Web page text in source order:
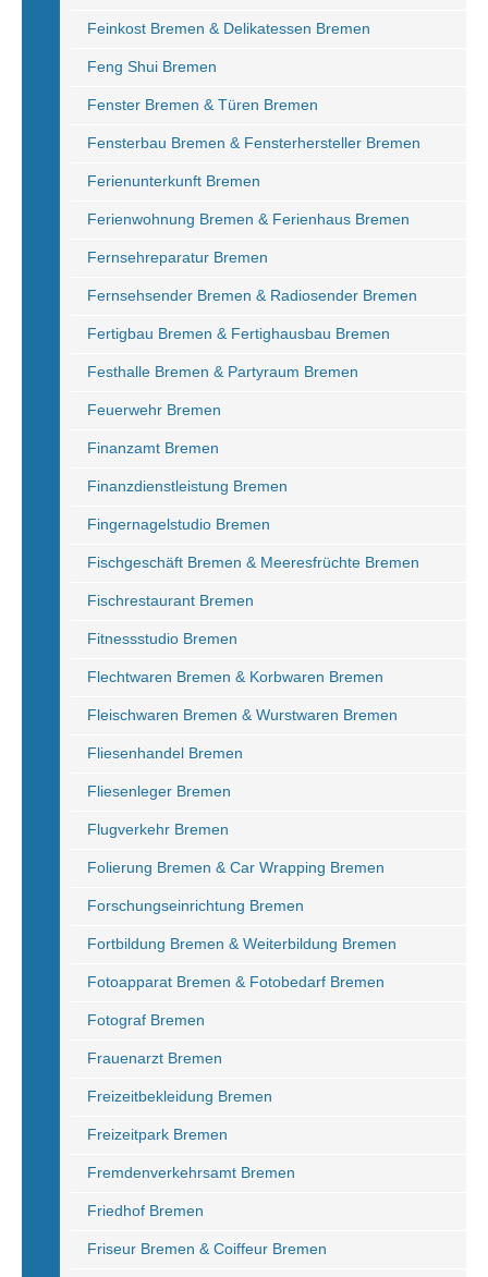
Feinkost Bremen & Delikatessen Bremen
Feng Shui Bremen
Fenster Bremen & Türen Bremen
Fensterbau Bremen & Fensterhersteller Bremen
Ferienunterkunft Bremen
Ferienwohnung Bremen & Ferienhaus Bremen
Fernsehreparatur Bremen
Fernsehsender Bremen & Radiosender Bremen
Fertigbau Bremen & Fertighausbau Bremen
Festhalle Bremen & Partyraum Bremen
Feuerwehr Bremen
Finanzamt Bremen
Finanzdienstleistung Bremen
Fingernagelstudio Bremen
Fischgeschäft Bremen & Meeresfrüchte Bremen
Fischrestaurant Bremen
Fitnessstudio Bremen
Flechtwaren Bremen & Korbwaren Bremen
Fleischwaren Bremen & Wurstwaren Bremen
Fliesenhandel Bremen
Fliesenleger Bremen
Flugverkehr Bremen
Folierung Bremen & Car Wrapping Bremen
Forschungseinrichtung Bremen
Fortbildung Bremen & Weiterbildung Bremen
Fotoapparat Bremen & Fotobedarf Bremen
Fotograf Bremen
Frauenarzt Bremen
Freizeitbekleidung Bremen
Freizeitpark Bremen
Fremdenverkehrsamt Bremen
Friedhof Bremen
Friseur Bremen & Coiffeur Bremen